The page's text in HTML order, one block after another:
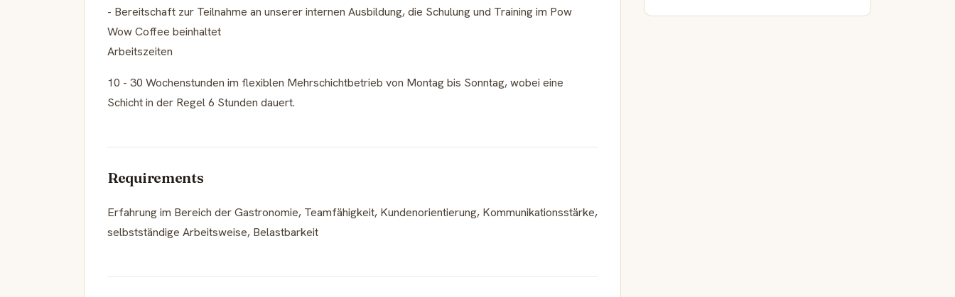
- Bereitschaft zur Teilnahme an unserer internen Ausbildung, die Schulung und Training im Pow
Wow Coffee beinhaltet
Arbeitszeiten
10 - 30 Wochenstunden im flexiblen Mehrschichtbetrieb von Montag bis Sonntag, wobei eine
Schicht in der Regel 6 Stunden dauert.
Requirements
Erfahrung im Bereich der Gastronomie, Teamfähigkeit, Kundenorientierung, Kommunikationsstärke,
selbstständige Arbeitsweise, Belastbarkeit